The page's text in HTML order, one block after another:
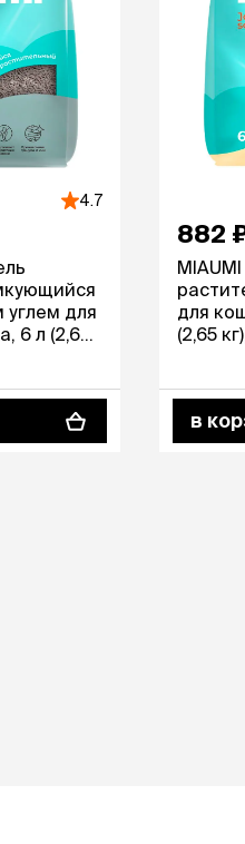
Средства от
Защита от
4.7
углем для
6 л (2,65
882
для
(2,65
в